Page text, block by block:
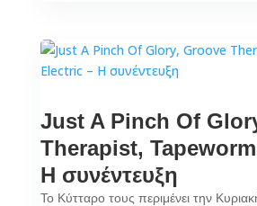
Just A Pinch Of
Therapist,
H συνέντευξη
Το Κύτταρο τους περιμένει την